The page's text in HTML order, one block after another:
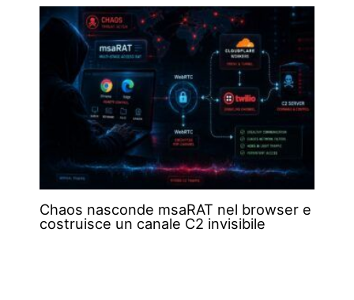
Chaos nasconde msaRAT nel browser e
costruisce un canale C2 invisibile